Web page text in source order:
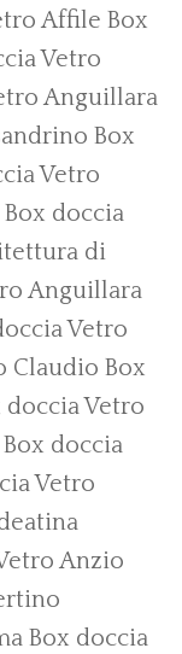
Affile Box
Vetro
Anguillara
Box
Vetro
Box doccia
di
Anguillara
Vetro
Claudio Box
doccia Vetro
Box doccia
Vetro
Anzio
Box doccia